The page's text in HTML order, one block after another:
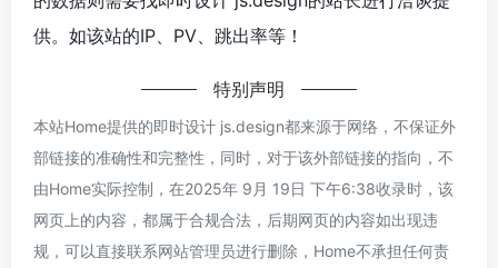
供。如该站的IP、PV、跳出率等！
特别声明
本站Home提供的即时设计 js.design都来源于网络，不保证外
部链接的准确性和完整性，同时，对于该外部链接的指向，不
由Home实际控制，在2025年 9月 19日 下午6:38收录时，该
网页上的内容，都属于合规合法，后期网页的内容如出现违
规，可以直接联系网站管理员进行删除，Home不承担任何责